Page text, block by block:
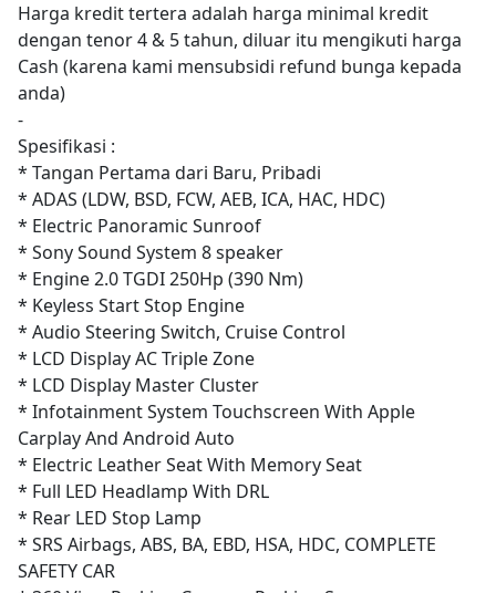
Harga kredit tertera adalah harga minimal kredit
dengan tenor 4 & 5 tahun, diluar itu mengikuti harga
Cash (karena kami mensubsidi refund bunga kepada
anda)
-
Spesifikasi :
* Tangan Pertama dari Baru, Pribadi
* ADAS (LDW, BSD, FCW, AEB, ICA, HAC, HDC)
* Electric Panoramic Sunroof
* Sony Sound System 8 speaker
* Engine 2.0 TGDI 250Hp (390 Nm)
* Keyless Start Stop Engine
* Audio Steering Switch, Cruise Control
* LCD Display AC Triple Zone
* LCD Display Master Cluster
* Infotainment System Touchscreen With Apple
Carplay And Android Auto
* Electric Leather Seat With Memory Seat
* Full LED Headlamp With DRL
* Rear LED Stop Lamp
* SRS Airbags, ABS, BA, EBD, HSA, HDC, COMPLETE
SAFETY CAR